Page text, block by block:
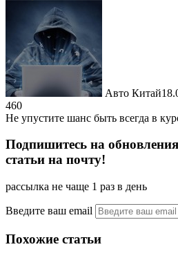
Авто Китай
460
Не упустите шанс быть всегда в
Подпишитесь на
статьи на почту!
рассылка не чаще 1 раз в день
Введите ваш email
Похожие статьи